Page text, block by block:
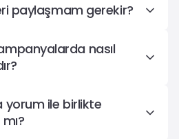
paylaşmam gerekir?
nasıl
yorum ile birlikte